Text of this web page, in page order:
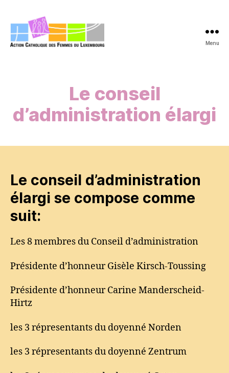
Menu
Le conseil
d’administration élargi
Le conseil d’administration
élargi se compose comme
suit:
Les 8 membres du Conseil d’administration
Présidente d’honneur Gisèle Kirsch-Toussing
Présidente d’honneur Carine Manderscheid-
Hirtz
les 3 répresentants du doyenné Norden
les 3 répresentants du doyenné Zentrum